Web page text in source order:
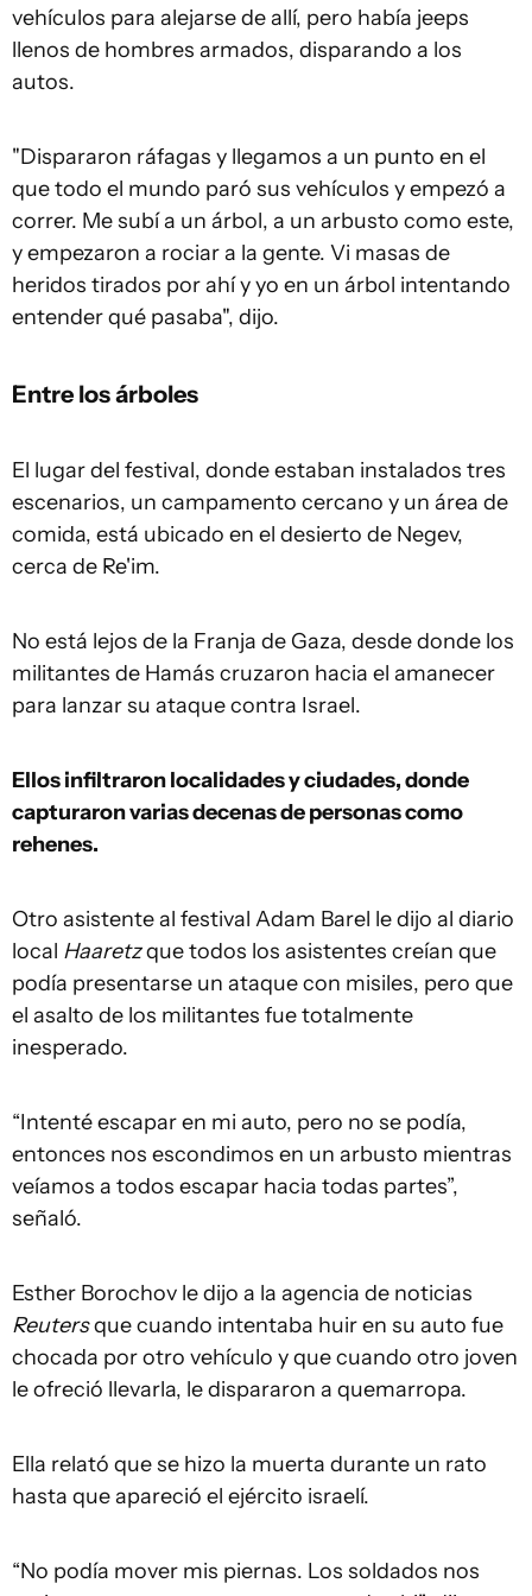
vehículos para alejarse de allí, pero había jeeps
llenos de hombres armados, disparando a los
autos.
"Dispararon ráfagas y llegamos a un punto en el
que todo el mundo paró sus vehículos y empezó a
correr. Me subí a un árbol, a un arbusto como este,
y empezaron a rociar a la gente. Vi masas de
heridos tirados por ahí y yo en un árbol intentando
entender qué pasaba", dijo.
Entre los árboles
El lugar del festival, donde estaban instalados tres
escenarios, un campamento cercano y un área de
comida, está ubicado en el desierto de Negev,
cerca de Re'im.
No está lejos de la Franja de Gaza, desde donde los
militantes de Hamás cruzaron hacia el amanecer
para lanzar su ataque contra Israel.
Ellos infiltraron localidades y ciudades, donde
capturaron varias decenas de personas como
rehenes.
Otro asistente al festival Adam Barel le dijo al diario
local Haaretzque todos los asistentes creían que
podía presentarse un ataque con misiles, pero que
el asalto de los militantes fue totalmente
inesperado.
“Intenté escapar en mi auto, pero no se podía,
entonces nos escondimos en un arbusto mientras
veíamos a todos escapar hacia todas partes”,
señaló.
Esther Borochov le dijo a la agencia de noticias
Reutersque cuando intentaba huir en su auto fue
chocada por otro vehículo y que cuando otro joven
le ofreció llevarla, le dispararon a quemarropa.
Ella relató que se hizo la muerta durante un rato
hasta que apareció el ejército israelí.
“No podía mover mis piernas. Los soldados nos